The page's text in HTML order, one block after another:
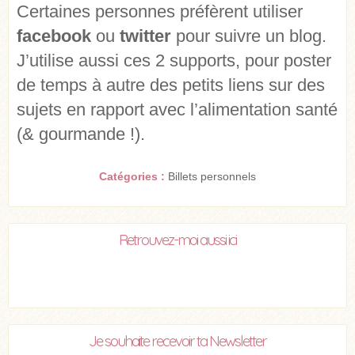
Certaines personnes préfèrent utiliser
facebook ou twitter pour suivre un blog.
J’utilise aussi ces 2 supports, pour poster
de temps à autre des petits liens sur des
sujets en rapport avec l’alimentation santé
(& gourmande !).
Catégories : Billets personnels
Retrouvez-moi aussi ici
Je souhaite recevoir ta Newsletter